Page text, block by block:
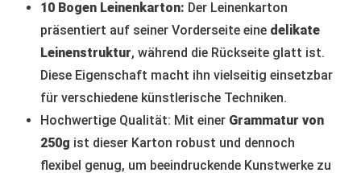
10 Bogen Leinenkarton: Der Leinenkarton
präsentiert auf seiner Vorderseite eine delikate
Leinenstruktur, während die Rückseite glatt ist.
Diese Eigenschaft macht ihn vielseitig einsetzbar
für verschiedene künstlerische Techniken.
Hochwertige Qualität: Mit einer Grammatur von
250g ist dieser Karton robust und dennoch
flexibel genug, um beeindruckende Kunstwerke zu